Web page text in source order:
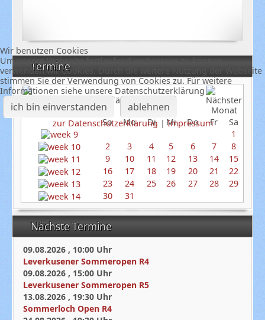
Termine
März 2025
So
Mo Di Mi Do Fr
Sa
1
2
3 4 5 6 7
8
9
10 11 12 13 14
15
16
17 18 19 20 21
22
23
24 25 26 27 28
29
30
31
Nächste Termine
09.08.2026 , 10:00 Uhr
Leverkusener Sommeropen R4
09.08.2026 , 15:00 Uhr
Leverkusener Sommeropen R5
13.08.2026 , 19:30 Uhr
Sommerloch Open R4
Wir benutzen Cookies
Um unsere Webseite fortlaufend verbessern zu können,
verwenden wir Cookies. Durch die weitere Nutzung der Webseite
stimmen Sie der Verwendung von Cookies zu. Für weitere
Informationen siehe unsere Datenschutzerklärung
ich bin einverstanden ablehnen
zur Datenschutzerklärung |Impressum